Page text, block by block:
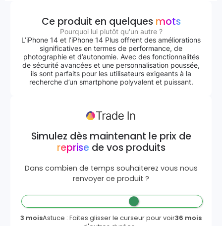
Ce produit en quelques mots
Pourquoi lui plutôt qu'un autre ?
L’iPhone 14 et l’iPhone 14 Plus offrent des améliorations
significatives en termes de performance, de
photographie et d’autonomie. Avec des fonctionnalités
de sécurité avancées et une personnalisation poussée,
ils sont parfaits pour les utilisateurs exigeants à la
recherche d’un smartphone polyvalent et puissant.
Simulez dès maintenant le prix de
reprisede vos produits
Dans combien de temps souhaiterez vous nous
renvoyer ce produit ?
3 moisAstuce : Faites glisser le curseur pour voir36 mois